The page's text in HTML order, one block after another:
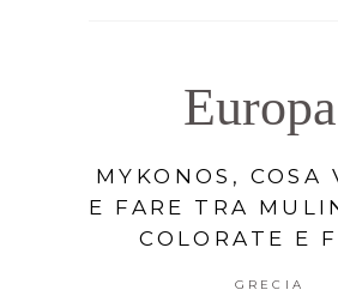
Europa
MYKONOS, COSA
E FARE TRA
COLORATE E
GRECIA